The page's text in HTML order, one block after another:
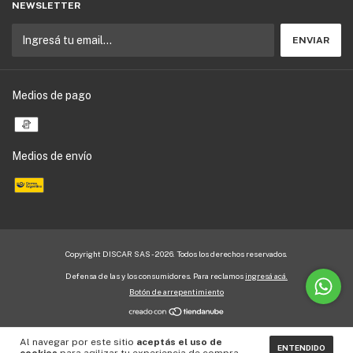
Al navegar por este sitio aceptás el uso de
ENTENDIDO
NEWSLETTER
Medios de pago
Medios de envío
Copyright DISCAR SAS - 2026. Todos los derechos reservados.
Defensa de las y los consumidores. Para reclamos ingresá acá.
Botón de arrepentimiento